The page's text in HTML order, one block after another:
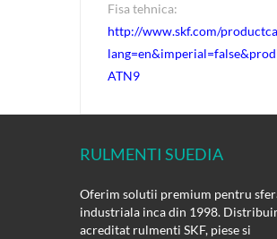
Fisa tehnica:
http://www.skf.com/
ATN9
RULMENTI SUEDIA
Oferim solutii premium pentru
industriala inca din 1998.
acreditat rulmenti SKF, piese si